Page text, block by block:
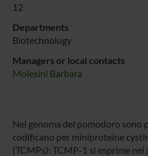
12
Departments
Biotechnology
Managers or local contacts
Molesini Barbara
Nel genoma del pomodoro sono
codificano per miniproteine
(TCMPs): TCMP-1 si esprime